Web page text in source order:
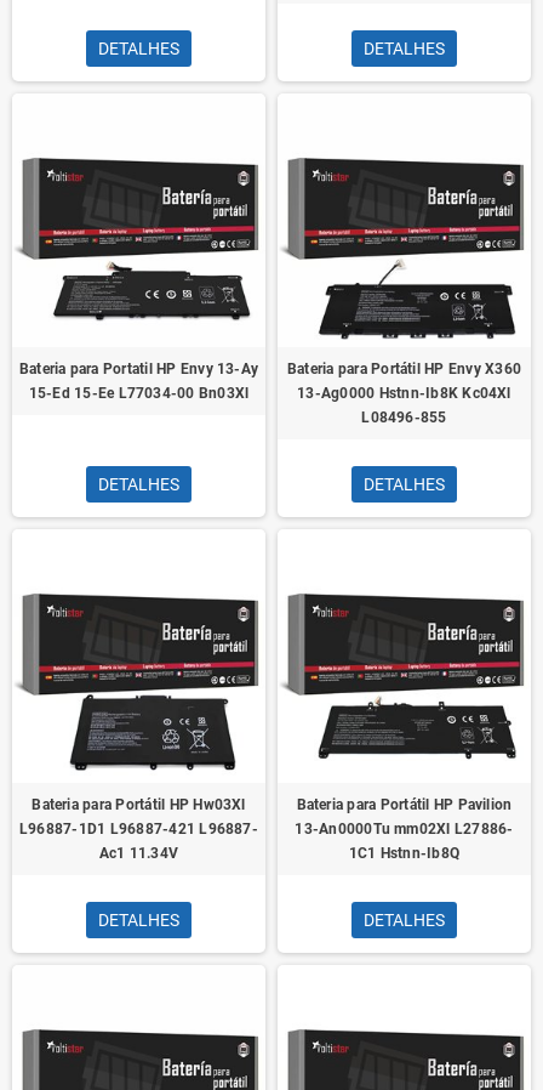
DETALHES DETALHES
Bateria para Portatil HP Envy 13-Ay
15-Ed 15-Ee L77034-00 Bn03Xl
DETALHES
Bateria para Portátil HP Envy X360
13-Ag0000 Hstnn-Ib8K Kc04Xl
L08496-855
DETALHES
Bateria para Portátil HP Hw03Xl
L96887-1D1 L96887-421 L96887-
Ac1 11.34V
DETALHES
Bateria para Portátil HP Pavilion
13-An0000Tu mm02Xl L27886-
1C1 Hstnn-Ib8Q
DETALHES